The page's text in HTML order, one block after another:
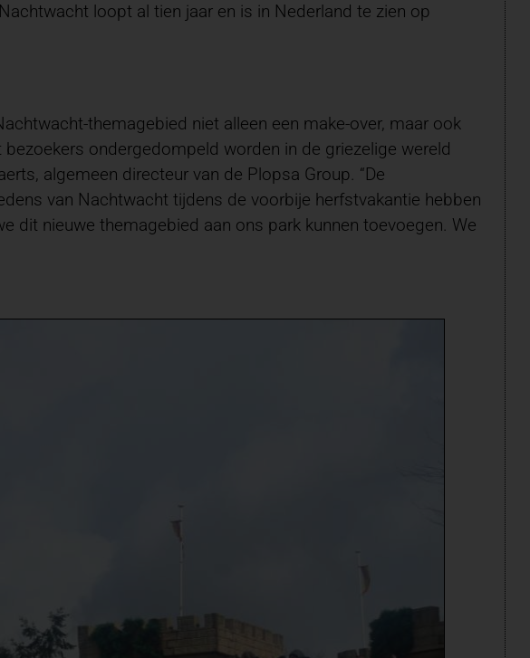
loopt al tien jaar en is in Nederland te zien op
themagebied niet alleen een make-over, maar ook
ondergedompeld worden in de griezelige wereld
algemeen directeur van de Plopsa Group. “De
van Nachtwacht tijdens de voorbije herfstvakantie hebben
dit nieuwe themagebied aan ons park kunnen toevoegen. We